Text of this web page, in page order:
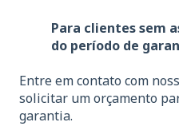
Para clientes sem
do período de
Entre em contato com
solicitar um orçamento
garantia.